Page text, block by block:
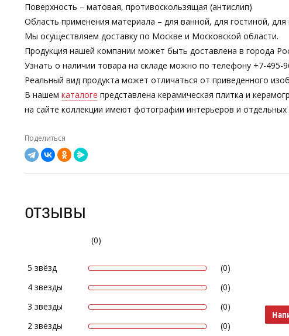
Поверхность – матовая, противоскользящая (антислип)
Область применения материала – для ванной, для гостиной,
Мы осуществляем доставку по Москве и Московской области.
Продукция нашей компании может быть доставлена в города
Узнать о наличии товара на складе можно по телефону +7-495-
Реальный вид продукта может отличаться от приведенного
В нашем каталоге представлена керамическая плитка и
на сайте коллекции имеют фотографии интерьеров и отдельных
Поделиться
ОТЗЫВЫ
(0)
5 звёзд
(0)
4 звезды
(0)
3 звезды
(0)
2 звезды
(0)